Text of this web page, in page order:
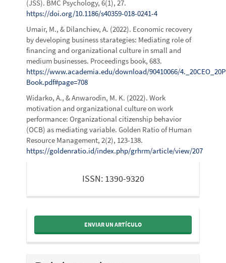
(JSS). BMC Psychology, 6(1), 27.
https://doi.org/10.1186/s40359-018-0241-4
Umair, M., & Dilanchiev, A. (2022). Economic recovery
by developing business starategies: Mediating role of
financing and organizational culture in small and
medium businesses. Proceedings book, 683.
https://www.academia.edu/download/90410066/
Book.pdf#page=708
Widarko, A., & Anwarodin, M. K. (2022). Work
motivation and organizational culture on work
performance: Organizational citizenship behavior
(OCB) as mediating variable. Golden Ratio of Human
Resource Management, 2(2), 123-138.
https://goldenratio.id/index.php/grhrm/article/view/207
ISSN: 1390-9320
ENVIAR UN ARTÍCULO